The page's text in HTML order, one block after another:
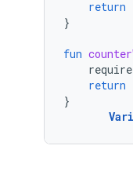
return
}
fun
require
return
}